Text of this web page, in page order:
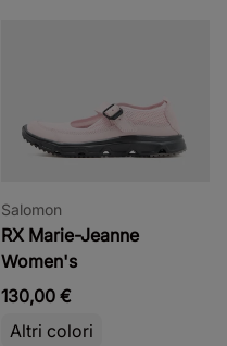
Salomon
RX Marie-Jeanne
Women's
130,00 €
Altri colori